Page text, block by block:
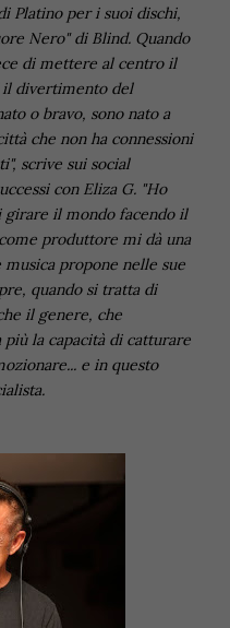
Platino per i suoi dischi,
Nero" di Blind. Quando
di mettere al centro il
divertimento del
o bravo, sono nato a
che non ha connessioni
scrive sui social
con Eliza G. "Ho
girare il mondo facendo il
produttore mi dà una
propone nelle sue
quando si tratta di
il genere, che
la capacità di catturare
e in questo